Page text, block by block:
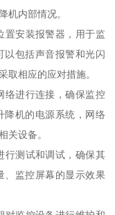
机内部情况。
置安装报警器，用于监
以包括声音报警和光闪
取相应的应对措施。
络进行连接，确保监控
降机的电源系统，网络
关设备。
行测试和调试，确保其
、监控屏幕的显示效果